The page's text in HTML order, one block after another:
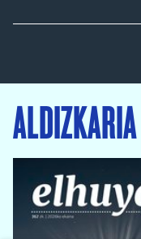
ALDIZKARIA